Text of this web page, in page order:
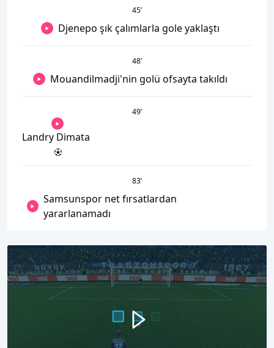
45’
Djenepo şık çalımlarla gole yaklaştı
48’
Mouandilmadji'nin golü ofsayta takıldı
49’
Landry Dimata
83’
Samsunspor net fırsatlardan
yararlanamadı